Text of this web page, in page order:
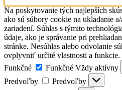
Na poskytovanie tých najlepších
ako sú súbory cookie na ukladanie
zariadení. Súhlas s týmito
údaje, ako je správanie pri
stránke. Nesúhlas alebo odvolanie
ovplyvniť určité vlastnosti a funkcie.
Funkčné
Funkčné Vždy aktívny
Predvoľby
Predvoľby